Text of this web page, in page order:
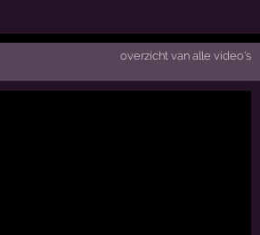
overzicht van alle video's